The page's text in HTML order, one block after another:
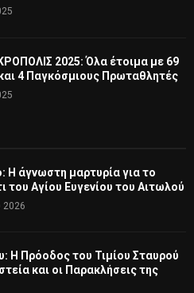
2025: Όλα έτοιμα με 69
4 Παγκόσμιους Πρωταθλητές
Η άγνωστη μαρτυρία για το
του Αγίου Ευγενίου του Αιτωλού
2026
Η Πρόοδος του Τιμίου Σταυρού
και οι Παρακλήσεις της